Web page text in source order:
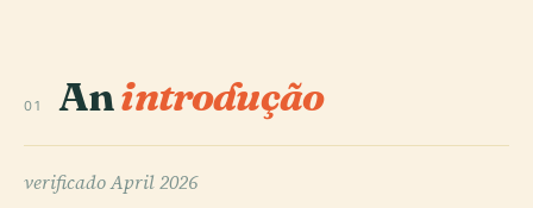
01 Anintrodução
verificadoApril 2026